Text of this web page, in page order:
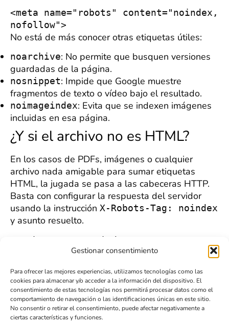
Gestionar consentimiento
Para ofrecer las mejores experiencias, utilizamos tecnologías como las
cookies para almacenar y/o acceder a la información del dispositivo. El
consentimiento de estas tecnologías nos permitirá procesar datos como el
comportamiento de navegación o las identificaciones únicas en este sitio.
No consentir o retirar el consentimiento, puede afectar negativamente a
ciertas características y funciones.
<meta name="robots" content="noindex,
nofollow">
No está de más conocer otras etiquetas útiles:
noarchive: No permite que busquen versiones
guardadas de la página.
nosnippet: Impide que Google muestre
fragmentos de texto o vídeo bajo el resultado.
noimageindex: Evita que se indexen imágenes
incluidas en esa página.
¿Y si el archivo no es HTML?
En los casos de PDFs, imágenes o cualquier
archivo nada amigable para sumar etiquetas
HTML, la jugada se pasa a las cabeceras HTTP.
Basta con configurar la respuesta del servidor
usando la instrucción X-Robots-Tag: noindex
y asunto resuelto.
X-Robots-Tag: noindex
: ojo, jamás combinesnoindex
en una
robots.txt. Si lo haces, los bots nunca podrán
ver la etiqueta y podrías acabar con la página
indexada igualmente. Más de uno se lleva ese
disgusto por confundir los pasos.